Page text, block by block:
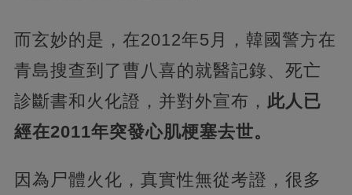
而玄妙的是，在2012年5月，韓國警方在
青島搜查到了曹八喜的就醫記錄、死亡
診斷書和火化證，并對外宣布， 此人已
經在2011年突發心肌梗塞去世。
因為尸體火化，真實性無從考證，很多